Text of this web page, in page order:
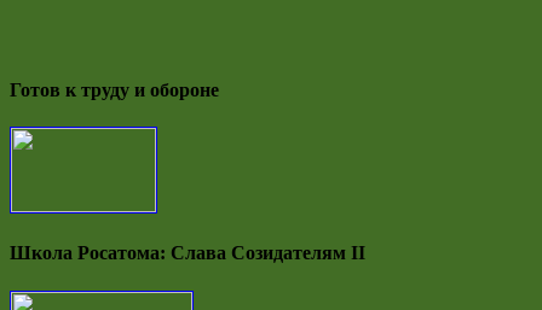
Готов к труду и обороне
Школа Росатома: Слава Созидателям II